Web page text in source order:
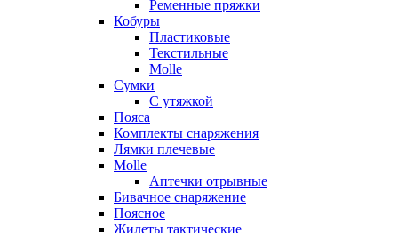
Ременные пряжки
Кобуры
Пластиковые
Текстильные
Molle
Сумки
С утяжкой
Пояса
Комплекты снаряжения
Лямки плечевые
Molle
Аптечки отрывные
Бивачное снаряжение
Поясное
Жилеты тактические